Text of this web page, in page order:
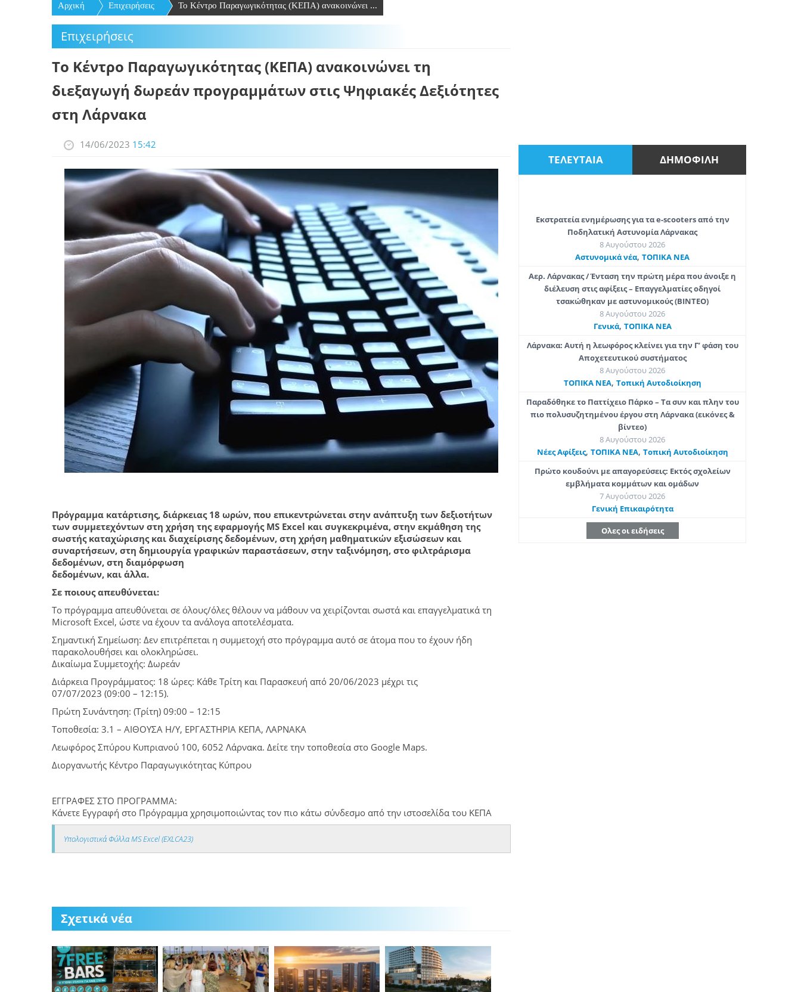
Αρχική Επιχειρήσεις Το Κέντρο Παραγωγικότητας (ΚΕΠΑ) ανακοινώνει ...
Επιχειρήσεις
Το Κέντρο Παραγωγικότητας (ΚΕΠΑ) ανακοινώνει τη
διεξαγωγή δωρεάν προγραμμάτων στις Ψηφιακές Δεξιότητες
στη Λάρνακα
14/06/2023 15:42
Πρόγραμμα κατάρτισης, διάρκειας 18 ωρών, που επικεντρώνεται στην ανάπτυξη των δεξιοτήτων
των συμμετεχόντων στη χρήση της εφαρμογής MS Excel και συγκεκριμένα, στην εκμάθηση της
σωστής καταχώρισης και διαχείρισης δεδομένων, στη χρήση μαθηματικών εξισώσεων και
συναρτήσεων, στη δημιουργία γραφικών παραστάσεων, στην ταξινόμηση, στο φιλτράρισμα
δεδομένων, στη διαμόρφωση
δεδομένων, και άλλα.
Σε ποιους απευθύνεται:
Το πρόγραμμα απευθύνεται σε όλους/όλες θέλουν να μάθουν να χειρίζονται σωστά και επαγγελματικά τη
Microsoft Excel, ώστε να έχουν τα ανάλογα αποτελέσματα.
Σημαντική Σημείωση: Δεν επιτρέπεται η συμμετοχή στο πρόγραμμα αυτό σε άτομα που το έχουν ήδη
παρακολουθήσει και ολοκληρώσει.
Δικαίωμα Συμμετοχής: Δωρεάν
Διάρκεια Προγράμματος: 18 ώρες: Κάθε Τρίτη και Παρασκευή από 20/06/2023 μέχρι τις
07/07/2023 (09:00 – 12:15).
Πρώτη Συνάντηση: (Τρίτη) 09:00 – 12:15
Τοποθεσία: 3.1 – AIΘΟΥΣΑ Η/Υ, ΕΡΓΑΣΤΗΡΙΑ ΚΕΠΑ, ΛΑΡΝΑΚΑ
Λεωφόρος Σπύρου Κυπριανού 100, 6052 Λάρνακα. Δείτε την τοποθεσία στο Google Maps.
Διοργανωτής Κέντρο Παραγωγικότητας Κύπρου
ΕΓΓΡΑΦΕΣ ΣΤΟ ΠΡΟΓΡΑΜΜΑ:
Κάνετε Εγγραφή στο Πρόγραμμα χρησιμοποιώντας τον πιο κάτω σύνδεσμο από την ιστοσελίδα του ΚΕΠΑ
Υπολογιστικά Φύλλα MS Excel (EXLCA23)
Σχετικά νέα
ΤΕΛΕΥΤΑΙΑ ΔΗΜΟΦΙΛΗ
Εκστρατεία ενημέρωσης για τα e-scooters από την
Ποδηλατική Αστυνομία Λάρνακας
8 Αυγούστου 2026
Aστυνομικά νέα,ΤΟΠΙΚΑ ΝΕΑ
Αερ. Λάρνακας / Ένταση την πρώτη μέρα που άνοιξε η
διέλευση στις αφίξεις – Επαγγελματίες οδηγοί
τσακώθηκαν με αστυνομικούς (ΒΙΝΤΕΟ)
8 Αυγούστου 2026
Γενικά, ΤΟΠΙΚΑ ΝΕΑ
Λάρνακα: Αυτή η λεωφόρος κλείνει για την Γ’ φάση του
Αποχετευτικού συστήματος
8 Αυγούστου 2026
ΤΟΠΙΚΑ ΝΕΑ, Τοπική Αυτοδιοίκηση
Παραδόθηκε το Παττίχειο Πάρκο – Τα συν και πλην του
πιο πολυσυζητημένου έργου στη Λάρνακα (εικόνες &
βίντεο)
8 Αυγούστου 2026
Νέες Αφίξεις, ΤΟΠΙΚΑ ΝΕΑ, Τοπική Αυτοδιοίκηση
Πρώτο κουδούνι με απαγορεύσεις: Εκτός σχολείων
εμβλήματα κομμάτων και ομάδων
7 Αυγούστου 2026
Γενική Επικαιρότητα
Ολες οι ειδήσεις